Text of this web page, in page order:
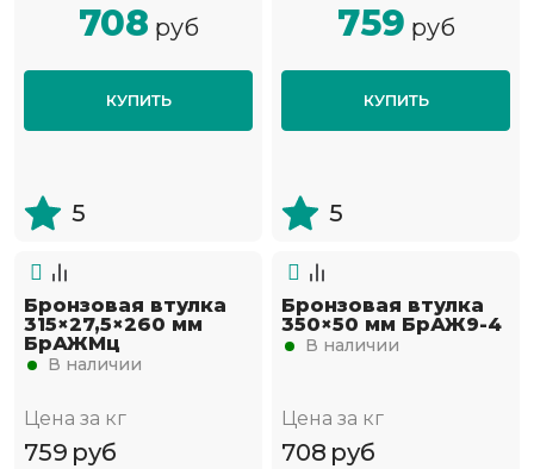
708 руб
КУПИТЬ
5
759 руб
КУПИТЬ
5
Бронзовая втулка
315×27,5×260 мм
БрАЖМц
В наличии
Цена за кг
759 руб
Бронзовая втулка
350×50 мм БрАЖ9-4
В наличии
Цена за кг
708 руб